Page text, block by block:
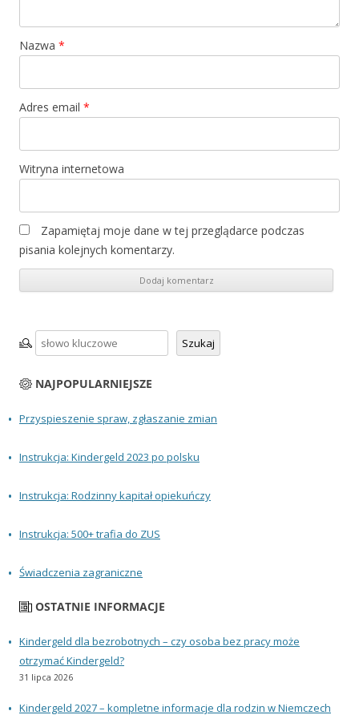
Nazwa *
Adres email *
Witryna internetowa
Zapamiętaj moje dane w tej przeglądarce podczas
pisania kolejnych komentarzy.
Szukaj Szukaj
NAJPOPULARNIEJSZE
Przyspieszenie spraw, zgłaszanie zmian
Instrukcja: Kindergeld 2023 po polsku
Instrukcja: Rodzinny kapitał opiekuńczy
Instrukcja: 500+ trafia do ZUS
Świadczenia zagraniczne
OSTATNIE INFORMACJE
Kindergeld dla bezrobotnych – czy osoba bez pracy może
otrzymać Kindergeld?
31 lipca 2026
Kindergeld 2027 – kompletne informacje dla rodzin w Niemczech